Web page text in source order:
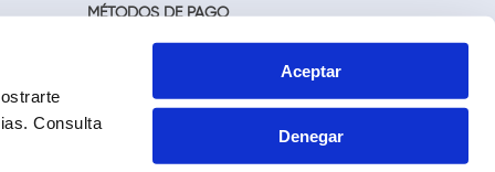
Consulta
Aceptar
Denegar
MÉTODOS DE PAGO